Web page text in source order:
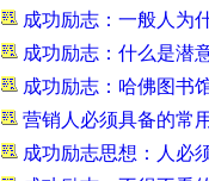
成功励志：一般人
成功励志：什么是
成功励志：哈佛图
营销人必须具备的
成功励志思想：人